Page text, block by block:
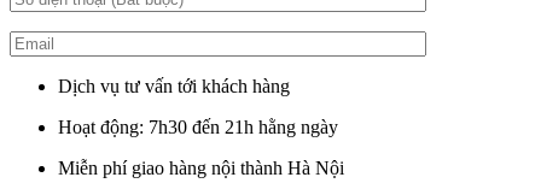
Dịch vụ tư vấn tới khách hàng
Hoạt động: 7h30 đến 21h hằng ngày
Miễn phí giao hàng nội thành Hà Nội